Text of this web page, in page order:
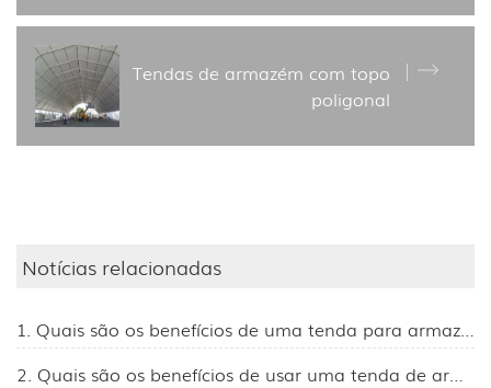
Tendas de armazém com topo
poligonal
Notícias relacionadas
1. Quais são os benefícios de uma tenda para armazém?
2. Quais são os benefícios de usar uma tenda de armazém?